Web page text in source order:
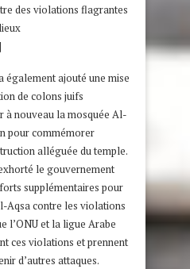
des violations flagrantes
également ajouté une mise
de colons juifs
à nouveau la mosquée Al-
pour commémorer
alléguée du temple.
le gouvernement
supplémentaires pour
Aqsa contre les violations
l’ONU et la ligue Arabe
ces violations et prennent
d’autres attaques.